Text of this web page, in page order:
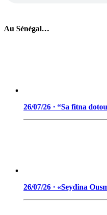
Au Sénégal…
26/07/26 · “Sa fitna
26/07/26 · «Seydina